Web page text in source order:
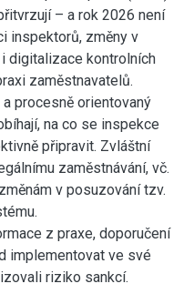
– a rok 2026 není
inspektorů, změny v
digitalizace kontrolních
zaměstnavatelů.
procesně orientovaný
na co se inspekce
připravit. Zvláštní
zaměstnávání, vč.
v posuzování tzv.
z praxe, doporučení
implementovat ve své
riziko sankcí.